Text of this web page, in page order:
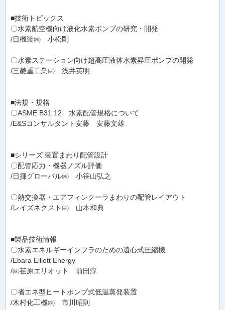
■技術トピックス
〇水素航空機向け液化水素ポンプの研究・開発
/日機装㈱ 小松剛
〇水素ステーション向け超高圧液体水素昇圧ポンプの開発
/三菱重工業㈱ 浅井英明
■法規・規格
〇ASME B31.12 水素配管規格について
/E&Sコンサルタント安藤 安藤文雄
■シリーズ 装置まわり配管設計
〇配管応力・機器ノズル評価
/日揮グローバル㈱ 小笹山弘之
〇熱交換器・エアフィンクーラまわりの配管レイアウト
/レイズネクスト㈱ 山本和典
■製品技術情報
〇水素エネルギーインフラのための遠心式圧縮機
/Ebara Elliott Energy
/㈱荏原エリオット 前田淳
〇省エネ型ヒートポンプ式低温蒸発装置
/木村化工機㈱ 市川昭則